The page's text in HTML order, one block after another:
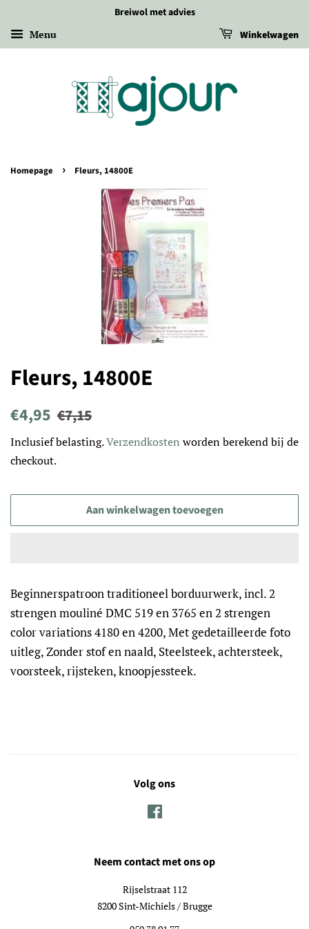
Breiwol met advies
Menu Winkelwagen
Homepage › Fleurs, 14800E
Fleurs, 14800E
Normale
€4,95 Aanbiedingsprijs
€7,15
Inclusief belasting.Verzendkosten worden berekend bij de
checkout.
Aan winkelwagen toevoegen
Beginnerspatroon traditioneel borduurwerk, incl. 2
strengen mouliné DMC 519 en 3765 en 2 strengen
color variations 4180 en 4200, Met gedetailleerde foto
uitleg, Zonder stof en naald, Steelsteek, achtersteek,
voorsteek, rijsteken, knoopjessteek.
Volg ons
Neem contact met ons op
Rijselstraat 112
8200 Sint-Michiels / Brugge